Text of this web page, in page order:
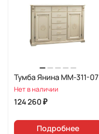
Тумба Янина ММ-311-07
Нет в наличии
124 260 ₽
Подробнее